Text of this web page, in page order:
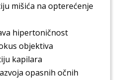
mišića na opterećenje
hipertoničnost
objektiva
kapilara
opasnih očnih